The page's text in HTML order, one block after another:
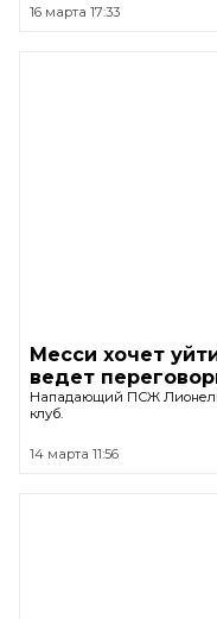
16 марта 17:33
Месси хочет
ведет
Нападающий ПСЖ Лионель
клуб.
14 марта 11:56